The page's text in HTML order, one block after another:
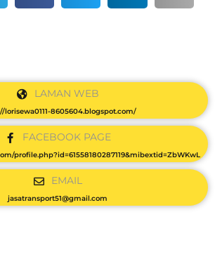
LAMAN WEB
lorisewa0111-8605604.blogspot.com/
FACEBOOK PAGE
profile.php?id=61558180287119&mibextid=ZbWKwL
EMAIL
jasatransport51@gmail.com